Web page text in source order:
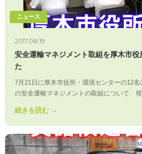
ニュース
2017.08.19
安全運輸マネジメント取組を厚木市役
た
7月21日に厚木市役所・環境センターの12
の安全運輸マネジメントの取組について、
続きを読む →